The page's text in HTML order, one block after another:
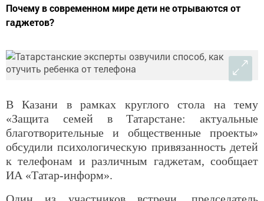
Почему в современном мире дети не отрываются от
гаджетов?
В Казани в рамках круглого стола на тему
«Защита семей в Татарстане: актуальные
благотворительные и общественные проекты»
обсудили психологическую привязанность детей
к телефонам и различным гаджетам, сообщает
ИА «Татар-информ».